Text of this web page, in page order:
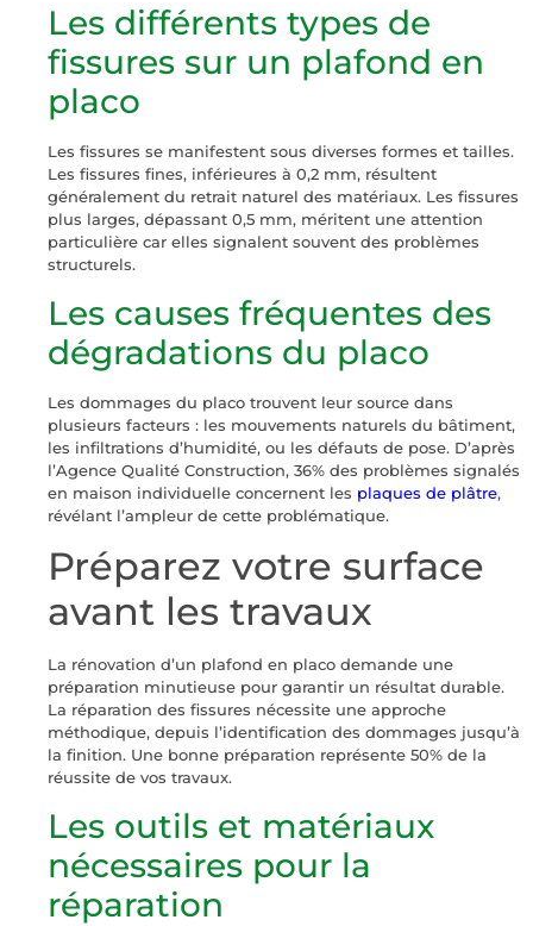
Les différents types de
fissures sur un plafond en
placo
Les fissures se manifestent sous diverses formes et tailles.
Les fissures fines, inférieures à 0,2 mm, résultent
généralement du retrait naturel des matériaux. Les fissures
plus larges, dépassant 0,5 mm, méritent une attention
particulière car elles signalent souvent des problèmes
structurels.
Les causes fréquentes des
dégradations du placo
Les dommages du placo trouvent leur source dans
plusieurs facteurs : les mouvements naturels du bâtiment,
les infiltrations d’humidité, ou les défauts de pose. D’après
l’Agence Qualité Construction, 36% des problèmes signalés
en maison individuelle concernent les plaques de plâtre,
révélant l’ampleur de cette problématique.
Préparez votre surface
avant les travaux
La rénovation d’un plafond en placo demande une
préparation minutieuse pour garantir un résultat durable.
La réparation des fissures nécessite une approche
méthodique, depuis l’identification des dommages jusqu’à
la finition. Une bonne préparation représente 50% de la
réussite de vos travaux.
Les outils et matériaux
nécessaires pour la
réparation